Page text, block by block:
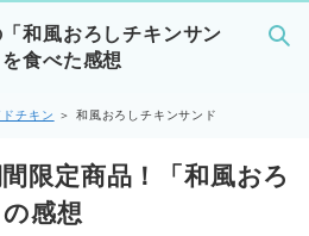
和風おろしチキンサン
を食べた感想
チキン ＞和風おろしチキンサンド
限定商品！「和風おろ
感想